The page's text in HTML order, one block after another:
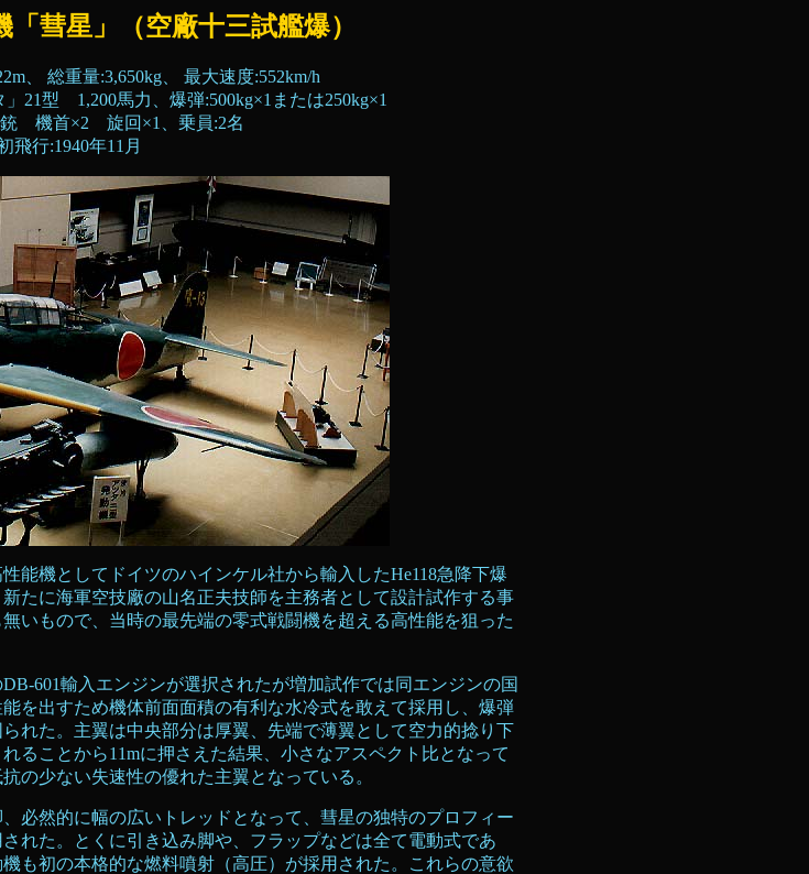
「彗星」（空廠十三試艦爆）
、 総重量:3,650kg、 最大速度:552km/h
21型 1,200馬力、爆弾:500kg×1または250kg×1
銃 機首×2 旋回×1、乗員:2名
飛行:1940年11月
能機としてドイツのハインケル社から輸入したHe118急降下爆
たに海軍空技廠の山名正夫技師を主務者として設計試作する事
いもので、当時の最先端の零式戦闘機を超える高性能を狙った
601輸入エンジンが選択されたが増加試作では同エンジンの国
を出すため機体前面面積の有利な水冷式を敢えて採用し、爆弾
れた。主翼は中央部分は厚翼、先端で薄翼として空力的捻り下
ることから11mに押さえた結果、小さなアスペクト比となって
の少ない失速性の優れた主翼となっている。
必然的に幅の広いトレッドとなって、彗星の独特のプロフィー
れた。とくに引き込み脚や、フラップなどは全て電動式であ
も初の本格的な燃料噴射（高圧）が採用された。これらの意欲